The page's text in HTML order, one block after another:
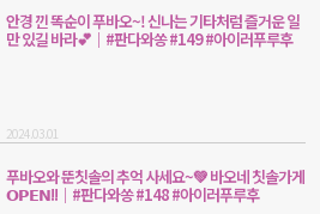
안경 낀 똑순이 푸바오~! 신나는 기타처럼 즐거운 일
만 있길 바라💕｜#판다와쏭 #149 #아이러푸루후
2024.03.01
푸바오와 뚠칫솔의 추억 사세요~💚 바오네 칫솔가게
𝗢𝗣𝗘𝗡!!｜#판다와쏭 #148 #아이러푸루후